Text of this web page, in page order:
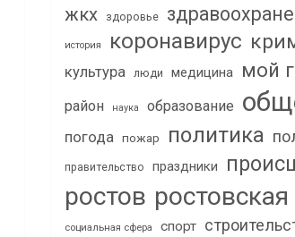
жкх здоровье
история коронавирус
культура люди медицина мой
район
наука образование
погода пожар политика
правительство праздники
ростов
социальная сфера спорт